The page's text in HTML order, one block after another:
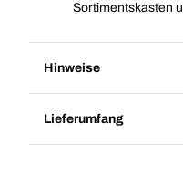
Sortimentskasten
Hinweise
Lieferumfang